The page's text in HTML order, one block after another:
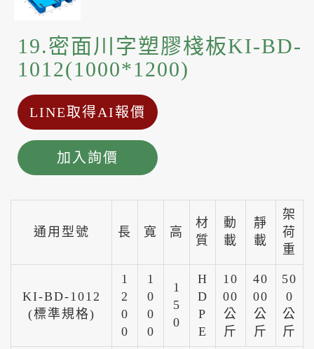
19.密面川字塑膠棧板KI-BD-
1012(1000*1200)
LINE取得AI報價
加入詢價
通用型號 長 寬 高
材
質
動
載
靜
載
架
荷
重
KI-BD-1012
(標準規格)
1
2
0
0
1
0
0
0
1
5
0
H
D
P
E
10
00
公
斤
40
00
公
斤
50
0
公
斤